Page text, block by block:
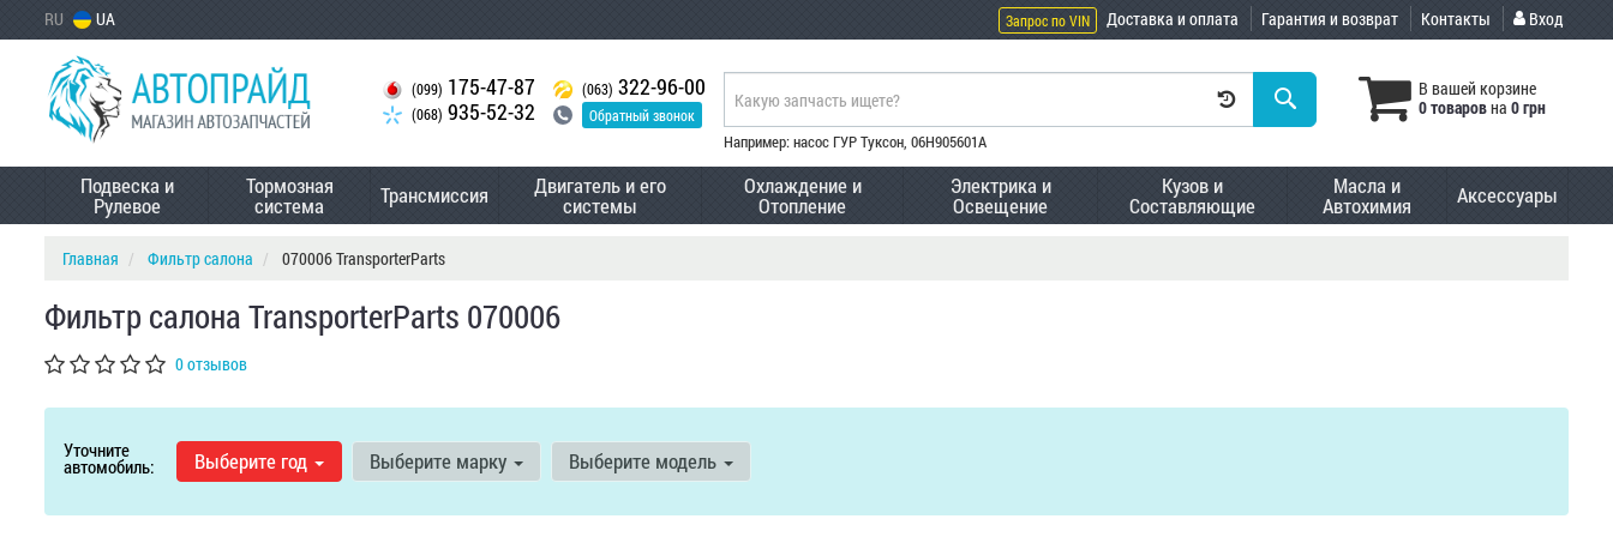
RU UA Запрос по VIN Доставка и оплата Гарантия и возврат Контакты Вход
(099) 175-47-87
(068) 935-52-32
(063) 322-96-00
Обратный звонок
В вашей корзине
0 товаровна 0 грн
Например: насос ГУР Туксон, 06H905601A
Подвеска и
Рулевое
Тормозная
система Трансмиссия Двигатель и его
системы
Охлаждение и
Отопление
Электрика и
Освещение
Кузов и
Составляющие
Масла и
Автохимия Аксессуары
Главная Фильтр салона 070006 TransporterParts
Фильтр салона TransporterParts 070006
0 отзывов
Уточните
автомобиль: Выберите год Выберите марку Выберите модель